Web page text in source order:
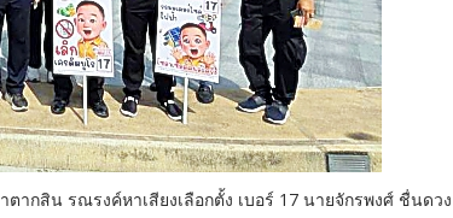
ากสิน รณรงค์หาเสียงเลือกตั้ง เบอร์ 17 นายจักรพงศ์ ชื่นดว